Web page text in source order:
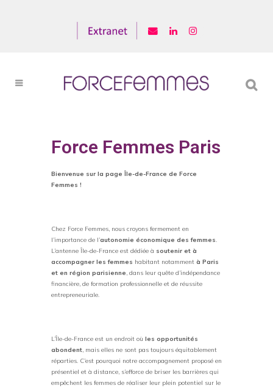
Force Femmes Paris
Bienvenue sur la page Île-de-France de Force
Femmes !
Chez Force Femmes, nous croyons fermement en
l’importance de l’autonomie économique des femmes.
L’antenne Île-de-France est dédiée à soutenir et à
accompagner les femmes habitant notamment à Paris
et en région parisienne, dans leur quête d’indépendance
financière, de formation professionnelle et de réussite
entrepreneuriale.
L’Île-de-France est un endroit où les opportunités
abondent, mais elles ne sont pas toujours équitablement
réparties. C’est pourquoi notre accompagnement proposé en
présentiel et à distance, s’efforce de briser les barrières qui
empêchent les femmes de réaliser leur plein potentiel sur le